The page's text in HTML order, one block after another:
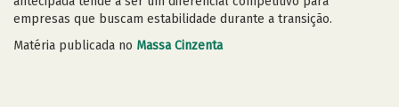
empresas que buscam estabilidade durante a transição.
Matéria publicada no Massa Cinzenta